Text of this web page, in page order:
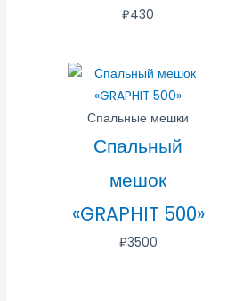
₽430
Спальные мешки
Спальный
мешок
«GRAPHIT 500»
₽3500